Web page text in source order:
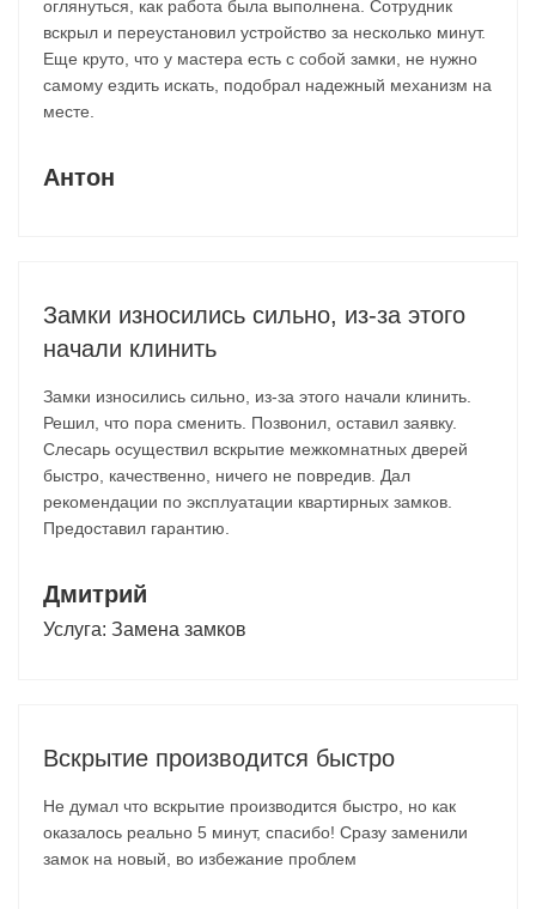
оглянуться, как работа была выполнена. Сотрудник
вскрыл и переустановил устройство за несколько минут.
Еще круто, что у мастера есть с собой замки, не нужно
самому ездить искать, подобрал надежный механизм на
месте.
Антон
Замки износились сильно, из-за этого
начали клинить
Замки износились сильно, из-за этого начали клинить.
Решил, что пора сменить. Позвонил, оставил заявку.
Слесарь осуществил вскрытие межкомнатных дверей
быстро, качественно, ничего не повредив. Дал
рекомендации по эксплуатации квартирных замков.
Предоставил гарантию.
Дмитрий
Услуга: Замена замков
Вскрытие производится быстро
Не думал что вскрытие производится быстро, но как
оказалось реально 5 минут, спасибо! Сразу заменили
замок на новый, во избежание проблем